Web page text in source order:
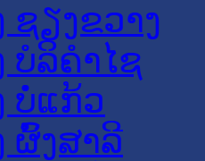
ຊຽງຂວາງ
ບໍລິຄໍາໄຊ
ບໍ່ແກ້ວ
ຜົ້ງສາລີ